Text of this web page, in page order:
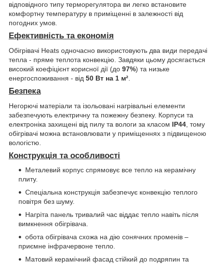
відповідного типу терморегулятора ви легко встановите
комфортну температуру в приміщенні в залежності від
погодних умов.
Ефективність та економія
Обігрівачі Heats одночасно використовують два види передачі
тепла - пряме теплота конвекцію. Завдяки цьому досягається
високий коефіцієнт корисної дії (до 97%) та низьке
енергоспоживання - від 50 Вт на 1 м²
Безпека
Негорючі матеріали та ізольовані нагрівальні елементи
забезпечують електричну та пожежну безпеку. Корпуси та
електроніка захищені від пилу та вологи за класом IP44 , тому
обігрівачі можна встановлювати у приміщеннях з підвищеною
вологістю.
Конструкція та особливості
Металевий корпус спрямовує все тепло на керамічну
плиту.
Спеціальна конструкція забезпечує конвекцію теплого
повітря без шуму.
Нагріта панель тривалий час віддає тепло навіть після
вимкнення обігрівача.
обота обігрівача схожа на дію сонячних променів –
приємне інфрачервоне тепло.
Матовий керамічний фасад стійкий до подряпин та